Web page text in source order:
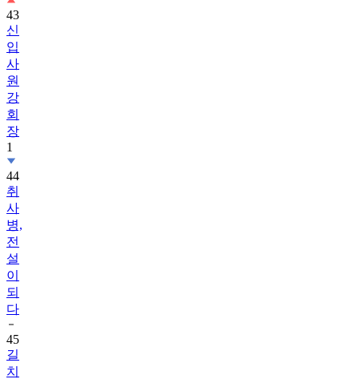
43
신
입
사
원
강
회
장
1
44
취
사
병,
전
설
이
되
다
45
길
치